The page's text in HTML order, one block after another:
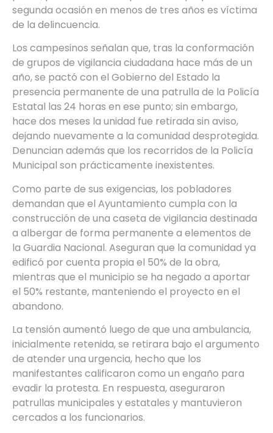
segunda ocasión en menos de tres años es víctima
de la delincuencia.
Los campesinos señalan que, tras la conformación
de grupos de vigilancia ciudadana hace más de un
año, se pactó con el Gobierno del Estado la
presencia permanente de una patrulla de la Policía
Estatal las 24 horas en ese punto; sin embargo,
hace dos meses la unidad fue retirada sin aviso,
dejando nuevamente a la comunidad desprotegida.
Denuncian además que los recorridos de la Policía
Municipal son prácticamente inexistentes.
Como parte de sus exigencias, los pobladores
demandan que el Ayuntamiento cumpla con la
construcción de una caseta de vigilancia destinada
a albergar de forma permanente a elementos de
la Guardia Nacional. Aseguran que la comunidad ya
edificó por cuenta propia el 50% de la obra,
mientras que el municipio se ha negado a aportar
el 50% restante, manteniendo el proyecto en el
abandono.
La tensión aumentó luego de que una ambulancia,
inicialmente retenida, se retirara bajo el argumento
de atender una urgencia, hecho que los
manifestantes calificaron como un engaño para
evadir la protesta. En respuesta, aseguraron
patrullas municipales y estatales y mantuvieron
cercados a los funcionarios.